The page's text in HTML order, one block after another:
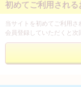
初めてご利用される
当サイトを初めてご利用さ
会員登録していただくと次